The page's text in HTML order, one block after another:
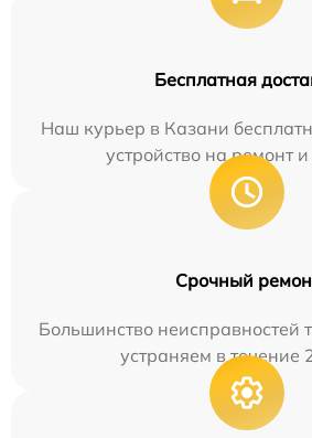
Бесплатная
Наш курьер в Казани
устройство на ремонт
Срочный
Большинство неисправностей
устраняем в течение